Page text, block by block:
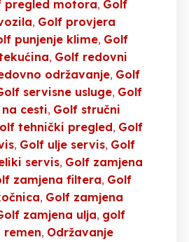
pregled motora Golf
Golf provjera
punjenje klime Golf
Golf redovni
održavanje Golf
servisne usluge Golf
cesti Golf stručni
tehnički pregled Golf
Golf ulje servis Golf
servis Golf zamjena
zamjena filtera Golf
Golf zamjena
zamjena ulja golf
remen Održavanje